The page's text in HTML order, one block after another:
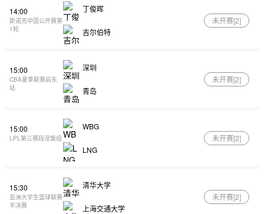
14:00
斯诺克中国公开赛第
1轮
丁俊晖
吉尔伯特
未开赛[2]
15:00
CBA夏季联赛启东
站
深圳
青岛
未开赛[2]
15:00
LPL第三赛段涅槃组
WBG
LNG
未开赛[2]
15:30
亚洲大学生篮球联赛
半决赛
清华大学
上海交通大学
未开赛[2]